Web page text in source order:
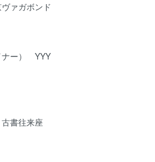
ァガボンド
ナー） YYY
書往来座